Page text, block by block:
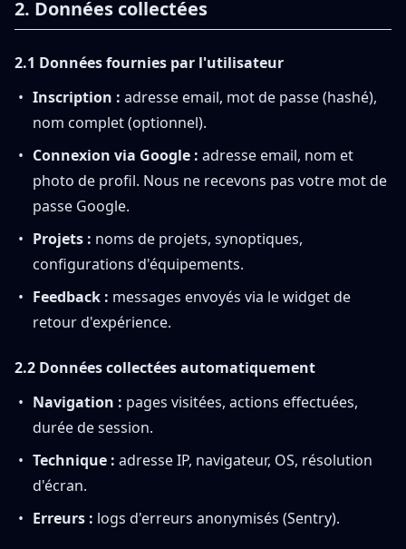
2. Données collectées
2.1 Données fournies par l'utilisateur
Inscription : adresse email, mot de passe (hashé),
nom complet (optionnel).
Connexion via Google : adresse email, nom et
photo de profil. Nous ne recevons pas votre mot de
passe Google.
Projets : noms de projets, synoptiques,
configurations d'équipements.
Feedback : messages envoyés via le widget de
retour d'expérience.
2.2 Données collectées automatiquement
Navigation : pages visitées, actions effectuées,
durée de session.
Technique : adresse IP, navigateur, OS, résolution
d'écran.
Erreurs : logs d'erreurs anonymisés (Sentry).